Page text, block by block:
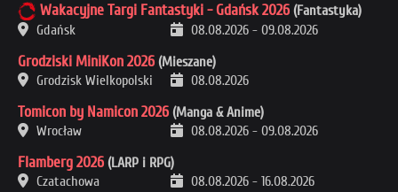
Wakacyjne Targi Fantastyki - Gdańsk 2026 (Fantastyka)
Gdańsk
08.08.2026 - 09.08.2026
Grodziski MiniKon 2026 (Mieszane)
Grodzisk Wielkopolski
08.08.2026
Tomicon by Namicon 2026 (Manga & Anime)
Wrocław
08.08.2026 - 09.08.2026
Flamberg 2026 (LARP i RPG)
Czatachowa
08.08.2026 - 16.08.2026